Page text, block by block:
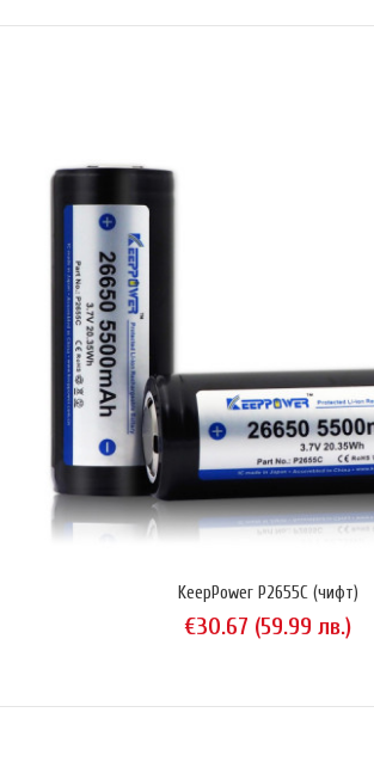
KeepPower P1634U1 RCR123A MicroUSB 3.0V
две уникални характеристики.1️⃣
KeepPower P2655C (чифт)
€30.67 (59.99 лв.)